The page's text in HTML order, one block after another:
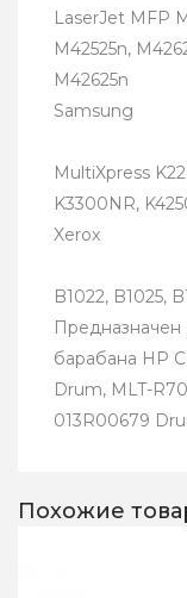
LaserJet MFP
M42525n,
M42625n
Samsung
MultiXpress
K3300NR,
Xerox
B1022, B1025,
Предназначен
барабана HP
Drum, MLT-
013R00679
Похожие